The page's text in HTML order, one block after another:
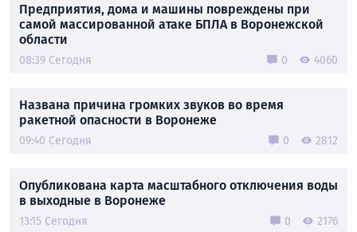
Предприятия, дома и машины повреждены при
самой массированной атаке БПЛА в Воронежской
области
08:39 Сегодня 0 4060
Названа причина громких звуков во время
ракетной опасности в Воронеже
09:40 Сегодня 0 2812
Опубликована карта масштабного отключения воды
в выходные в Воронеже
13:15 Сегодня 0 2176